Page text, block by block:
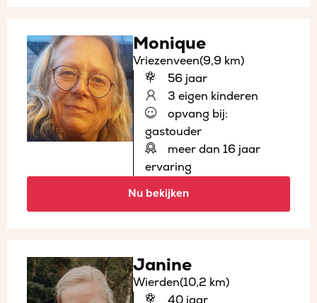
Monique
Vriezenveen(9,9 km)
56 jaar
3 eigen kinderen
opvang bij:
gastouder
meer dan 16 jaar
ervaring
Nu bekijken
Janine
Wierden(10,2 km)
40 jaar